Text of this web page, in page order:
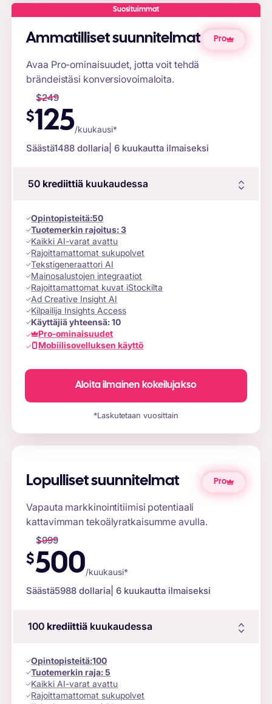
Suosituimmat
Ammatilliset suunnitelmat Pro
Avaa Pro-ominaisuudet, jotta voit tehdä
brändeistäsi konversiovoimaloita.
$249
$125/kuukausi*
Säästä1488 dollaria | 6 kuukautta ilmaiseksi
50 krediittiäkuukaudessa
Opintopisteitä:50
Tuotemerkin rajoitus:3
Kaikki AI-varat avattu
Rajoittamattomat sukupolvet
Tekstigeneraattori AI
Mainosalustojen integraatiot
Rajoittamattomat kuvat iStockilta
Ad Creative Insight AI
Kilpailija Insights Access
Käyttäjiä yhteensä:10
Pro-ominaisuudet
Mobiilisovelluksen käyttö
Aloita ilmainen kokeilujakso
*Laskutetaan vuosittain
Lopulliset suunnitelmat Pro
Vapauta markkinointitiimisi potentiaali
kattavimman tekoälyratkaisumme avulla.
$999
$500/kuukausi*
Säästä5988 dollaria | 6 kuukautta ilmaiseksi
100 krediittiäkuukaudessa
Opintopisteitä:100
Tuotemerkin raja:5
Kaikki AI-varat avattu
Rajoittamattomat sukupolvet